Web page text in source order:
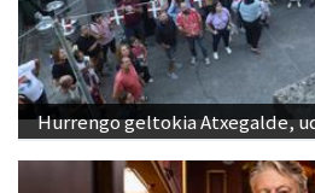
Hurrengo geltokia Atxegalde,